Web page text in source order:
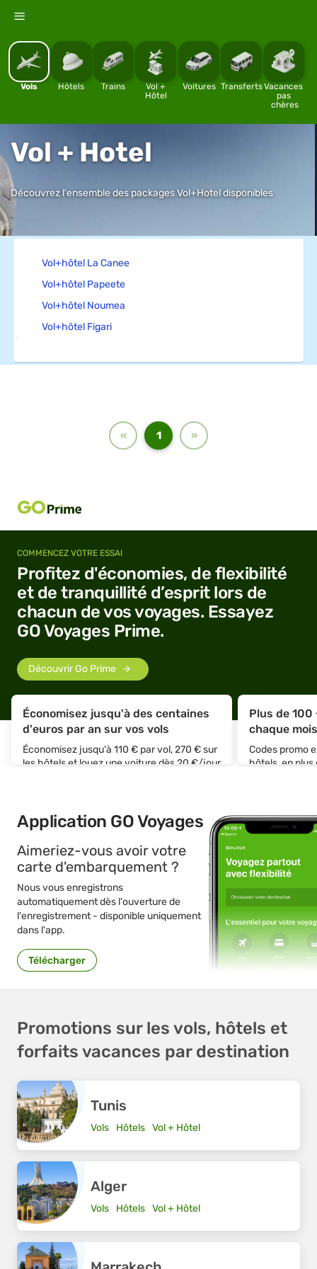
%
Vols Hôtels Trains
Vol +
Hôtel
Voitures TransfertsVacances
pas
chères
Vol + Hotel
Découvrez l'ensemble des packages Vol+Hotel disponibles
Vol+hôtel La Canee
Vol+hôtel Papeete
Vol+hôtel Noumea
Vol+hôtel Figari
«Previous
1(current)
»Next
COMMENCEZ VOTRE ESSAI
Profitez d'économies, de flexibilité
et de tranquillité d’esprit lors de
chacun de vos voyages. Essayez
GO Voyages Prime.
Découvrir Go Prime
Économisez jusqu'à des centaines
d'euros par an sur vos vols
Économisez jusqu'à 110 € par vol, 270 € sur
les hôtels et louez une voiture dès 20 €/jour
Plus de 100
chaque mois
Codes promo
hôtels, en
Application GO Voyages
Aimeriez-vous avoir votre
carte d'embarquement ?
Nous vous enregistrons
automatiquement dès l'ouverture de
l'enregistrement - disponible uniquement
dans l'app.
Télécharger
Promotions sur les vols, hôtels et
forfaits vacances par destination
Tunis
Vols Hôtels Vol + Hôtel
Alger
Vols Hôtels Vol + Hôtel